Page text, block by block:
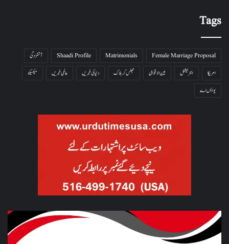
Tags
Female Marriage Proposal
Matrimonials
Shaadi Profile
آتشزدگی
امریکا
انٹرنیشنل بین الاقوامی جھلس کر ہلاک دنیا کی خبریں عالمی خبریں
میکسیکو
یو ایس اے